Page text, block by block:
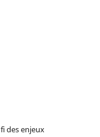
des enjeux